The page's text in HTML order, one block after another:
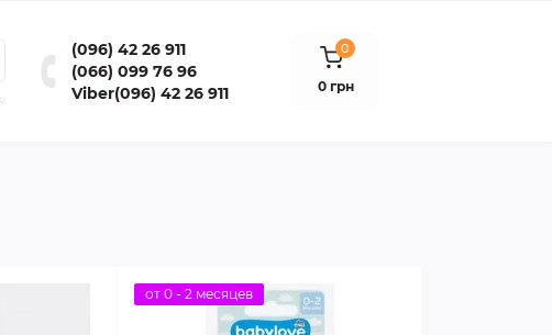
(096) 42 26 911
(066) 099 76 96
Viber(096) 42 26 911
0
0 грн
от 0 - 2 месяцев